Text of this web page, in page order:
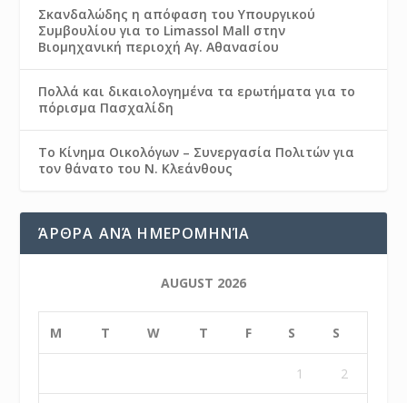
Σκανδαλώδης η απόφαση του Υπουργικού
Συμβουλίου για το Limassol Mall στην
Βιομηχανική περιοχή Αγ. Αθανασίου
Πολλά και δικαιολογημένα τα ερωτήματα για το
πόρισμα Πασχαλίδη
Το Κίνημα Οικολόγων – Συνεργασία Πολιτών για
τον θάνατο του Ν. Κλεάνθους
ΆΡΘΡΑ ΑΝΆ ΗΜΕΡΟΜΗΝΊΑ
AUGUST 2026
M T W T F S S
1 2